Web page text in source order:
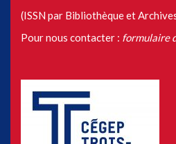
(ISSN par Bibliothèque et
Pour nous contacter : formulaire